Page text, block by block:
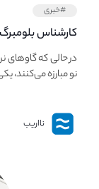
#خبری
کارشناس
معرض خطر
نو مبارزه می‌کنند،
نااریب